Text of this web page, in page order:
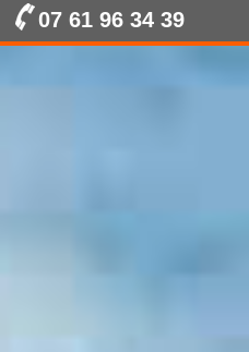
07 61 96 34 39